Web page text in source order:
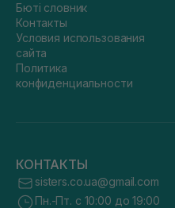
Бюті словник
Контакты
Условия использования
сайта
Политика
конфиденциальности
КОНТАКТЫ
sisters.co.ua@gmail.com
Пн.-Пт. с 10:00 до 19:00